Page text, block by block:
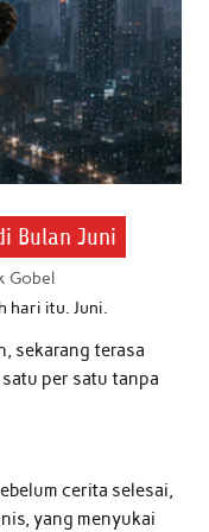
Bulan Juni
Gobel
hari itu. Juni.
sekarang terasa
per satu tanpa
cerita selesai,
yang menyukai